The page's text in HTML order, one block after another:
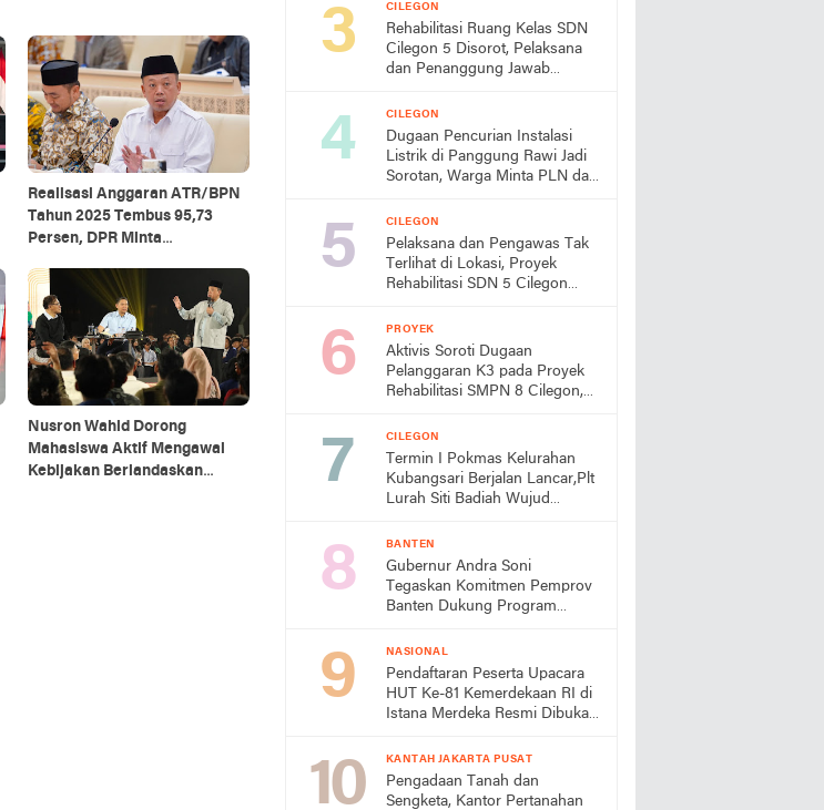
Realisasi Anggaran ATR/BPN
Tahun 2025 Tembus 95,73
Persen, DPR Minta
Nusron Wahid Dorong
Mahasiswa Aktif Mengawal
Kebijakan Berlandaskan
CILEGON
Rehabilitasi Ruang Kelas SDN
Cilegon 5 Disorot, Pelaksana
dan Penanggung Jawab
Berada di Lokasi
CILEGON
Dugaan Pencurian Instalasi
Listrik di Panggung Rawi Jadi
Sorotan, Warga Minta PLN dan
CILEGON
Pelaksana dan Pengawas Tak
Terlihat di Lokasi, Proyek
Rehabilitasi SDN 5 Cilegon
Turun Tangan
PROYEK
Aktivis Soroti Dugaan
Pelanggaran K3 pada Proyek
Rehabilitasi SMPN 8 Cilegon,
CILEGON
Termin I Pokmas Kelurahan
Kubangsari Berjalan Lancar,Plt
Lurah Siti Badiah Wujud
Lingkungan
BANTEN
Gubernur Andra Soni
Tegaskan Komitmen Pemprov
Banten Dukung Program
NASIONAL
Pendaftaran Peserta Upacara
HUT Ke-81 Kemerdekaan RI di
Istana Merdeka Resmi Dibuka
KANTAH JAKARTA PUSAT
Pengadaan Tanah dan
Sengketa, Kantor Pertanahan